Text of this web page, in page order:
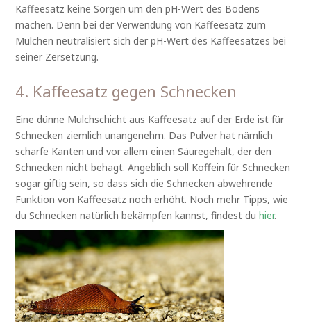
Kaffeesatz keine Sorgen um den pH-Wert des Bodens
machen. Denn bei der Verwendung von Kaffeesatz zum
Mulchen neutralisiert sich der pH-Wert des Kaffeesatzes bei
seiner Zersetzung.
4. Kaffeesatz gegen Schnecken
Eine dünne Mulchschicht aus Kaffeesatz auf der Erde ist für
Schnecken ziemlich unangenehm. Das Pulver hat nämlich
scharfe Kanten und vor allem einen Säuregehalt, der den
Schnecken nicht behagt. Angeblich soll Koffein für Schnecken
sogar giftig sein, so dass sich die Schnecken abwehrende
Funktion von Kaffeesatz noch erhöht. Noch mehr Tipps, wie
du Schnecken natürlich bekämpfen kannst, findest duhier.